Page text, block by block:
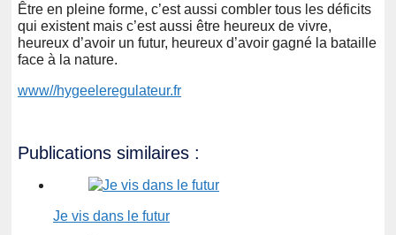
Être en pleine forme, c’est aussi combler tous les déficits
qui existent mais c’est aussi être heureux de vivre,
heureux d’avoir un futur, heureux d’avoir gagné la bataille
face à la nature.
www//hygeeleregulateur.fr
Publications similaires :
Je vis dans le futur